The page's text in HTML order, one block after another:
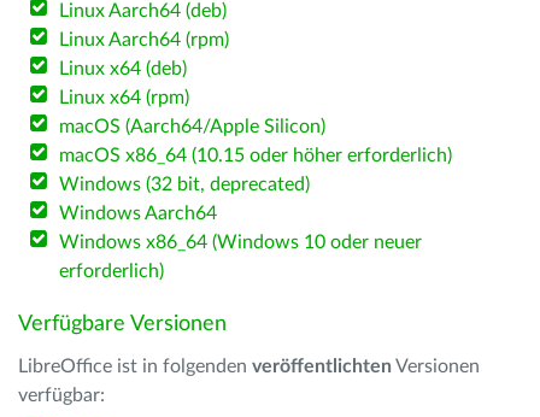
Linux Aarch64 (deb)
Linux Aarch64 (rpm)
Linux x64 (deb)
Linux x64 (rpm)
macOS (Aarch64/Apple Silicon)
macOS x86_64 (10.15 oder höher erforderlich)
Windows (32 bit, deprecated)
Windows Aarch64
Windows x86_64 (Windows 10 oder neuer
erforderlich)
Verfügbare Versionen
LibreOffice ist in folgenden veröffentlichten Versionen
verfügbar: